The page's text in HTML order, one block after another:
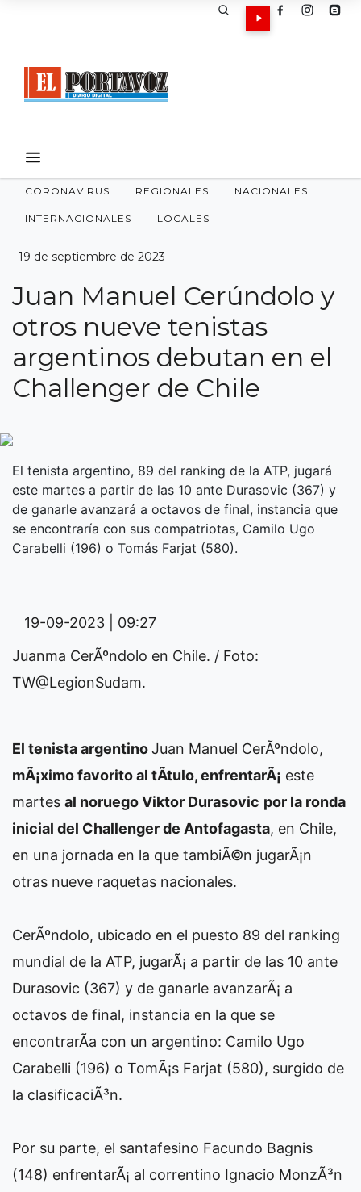
CORONAVIRUS REGIONALES NACIONALES
INTERNACIONALES LOCALES
19 de septiembre de 2023
Juan Manuel Cerúndolo y
otros nueve tenistas
argentinos debutan en el
Challenger de Chile
El tenista argentino, 89 del ranking de la ATP, jugará
este martes a partir de las 10 ante Durasovic (367) y
de ganarle avanzará a octavos de final, instancia que
se encontraría con sus compatriotas, Camilo Ugo
Carabelli (196) o Tomás Farjat (580).
19-09-2023 | 09:27
Juanma CerÃºndolo en Chile. / Foto:
TW@LegionSudam.
El tenista argentinoJuan Manuel CerÃºndolo,
mÃ¡ximo favorito al tÃ­tulo, enfrentarÃ¡ este
martes al noruego Viktor Durasovic por la ronda
inicial del Challenger de Antofagasta, en Chile,
en una jornada en la que tambiÃ©n jugarÃ¡n
otras nueve raquetas nacionales.
CerÃºndolo, ubicado en el puesto 89 del ranking
mundial de la ATP, jugarÃ¡ a partir de las 10 ante
Durasovic (367) y de ganarle avanzarÃ¡ a
octavos de final, instancia en la que se
encontrarÃ­a con un argentino: Camilo Ugo
Carabelli (196) o TomÃ¡s Farjat (580), surgido de
la clasificaciÃ³n.
Por su parte, el santafesino Facundo Bagnis
(148) enfrentarÃ¡ al correntino Ignacio MonzÃ³n